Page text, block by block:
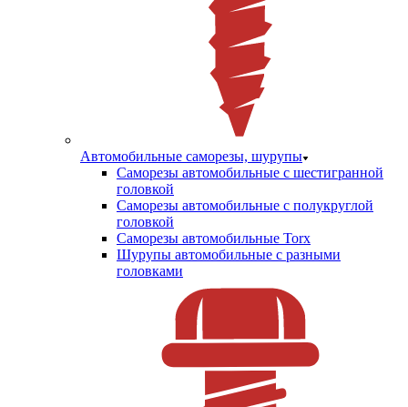
Автомобильные саморезы, шурупы
Саморезы автомобильные с шестигранной
головкой
Саморезы автомобильные с полукруглой
головкой
Саморезы автомобильные Torx
Шурупы автомобильные с разными
головками